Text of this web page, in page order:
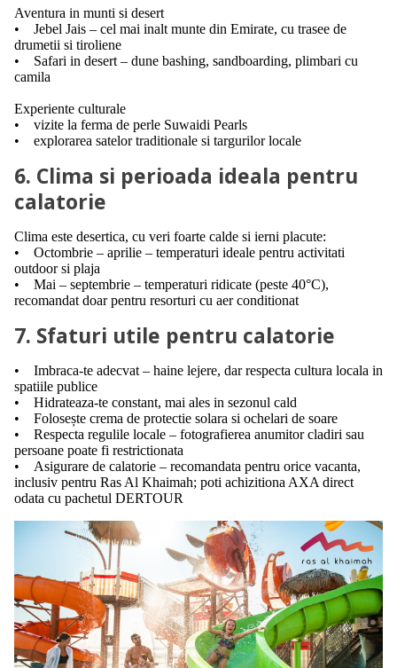
Aventura in munti si desert
• Jebel Jais – cel mai inalt munte din Emirate, cu trasee de
drumetii si tiroliene
• Safari in desert – dune bashing, sandboarding, plimbari cu
camila
Experiente culturale
• vizite la ferma de perle Suwaidi Pearls
• explorarea satelor traditionale si targurilor locale
6. Clima si perioada ideala pentru
calatorie
Clima este desertica, cu veri foarte calde si ierni placute:
• Octombrie – aprilie – temperaturi ideale pentru activitati
outdoor si plaja
• Mai – septembrie – temperaturi ridicate (peste 40°C),
recomandat doar pentru resorturi cu aer conditionat
7. Sfaturi utile pentru calatorie
• Imbraca-te adecvat – haine lejere, dar respecta cultura locala in
spatiile publice
• Hidrateaza-te constant, mai ales in sezonul cald
• Folosește crema de protectie solara si ochelari de soare
• Respecta regulile locale – fotografierea anumitor cladiri sau
persoane poate fi restrictionata
• Asigurare de calatorie – recomandata pentru orice vacanta,
inclusiv pentru Ras Al Khaimah; poti achizitiona AXA direct
odata cu pachetul DERTOUR